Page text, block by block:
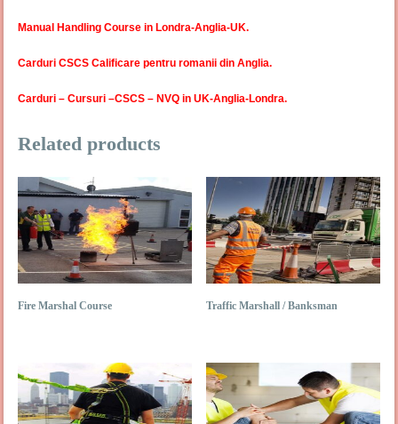
Manual Handling Course in Londra-Anglia-UK.
Carduri CSCS Calificare pentru romanii din Anglia.
Carduri – Cursuri –CSCS – NVQ in UK-Anglia-Londra.
Related products
Fire Marshal Course Traffic Marshall / Banksman